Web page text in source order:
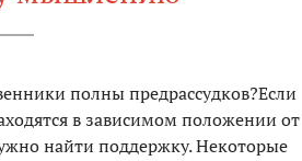
полны предрассудков?Если
в зависимом положении от
найти поддержку. Некоторые